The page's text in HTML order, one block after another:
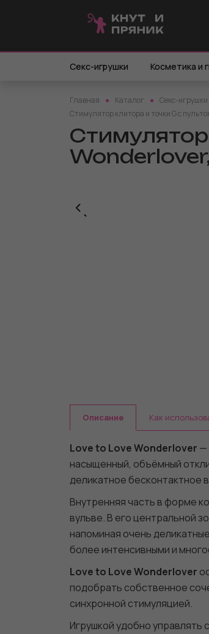
Секс-игрушки Косметика и
Главная Каталог Секс-игрушки
Стимулятор клитора и точки G с
Описание Как
Love to Love Wonderlover —
насыщенный, объёмный
деликатное бесконтактное
Внутренняя часть в форме
вульве. В его центральной
напоминая очень
более интенсивными и
Love to Love Wonderlover
подобрать собственное
синхронной стимуляцией.
Игрушкой удобно управлять